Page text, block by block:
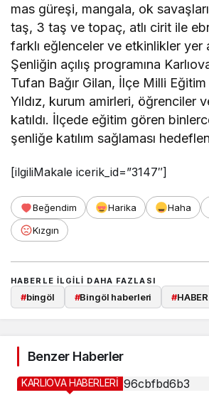
mas güreşi, mangala, ok
taş, 3 taş ve topaç, atlı cirit ile
farklı eğlenceler ve etkinlikler yer
Şenliğin açılış programına
Tufan Bağır Gilan, İlçe Milli
Yıldız, kurum amirleri, öğrenciler
katıldı. İlçede eğitim gören
şenliğe katılım sağlaması
[ilgiliMakale icerik_id=”3147″]
Beğendim Harika Haha
Kızgın
HABERLE ILGILI DAHA FAZLASI
#bingöl #Bingöl haberleri #HABER
Benzer Haberler
KARLIOVA HABERLERİ